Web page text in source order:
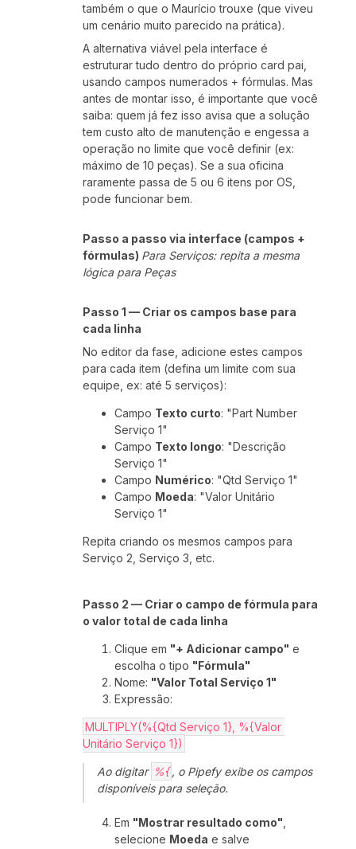
também o que o Maurício trouxe (que viveu
um cenário muito parecido na prática).
A alternativa viável pela interface é
estruturar tudo dentro do próprio card pai,
usando campos numerados + fórmulas. Mas
antes de montar isso, é importante que você
saiba: quem já fez isso avisa que a solução
tem custo alto de manutenção e engessa a
operação no limite que você definir (ex:
máximo de 10 peças). Se a sua oficina
raramente passa de 5 ou 6 itens por OS,
pode funcionar bem.
Passo a passo via interface (campos +
fórmulas) Para Serviços: repita a mesma
lógica para Peças
Passo 1 — Criar os campos base para
cada linha
No editor da fase, adicione estes campos
para cada item (defina um limite com sua
equipe, ex: até 5 serviços):
Campo Texto curto: "Part Number
Serviço 1"
Campo Texto longo: "Descrição
Serviço 1"
Campo Numérico: "Qtd Serviço 1"
Campo Moeda: "Valor Unitário
Serviço 1"
Repita criando os mesmos campos para
Serviço 2, Serviço 3, etc.
Passo 2 — Criar o campo de fórmula para
o valor total de cada linha
Clique em "+ Adicionar campo" e
escolha o tipo "Fórmula"
Nome: "Valor Total Serviço 1"
Expressão:
MULTIPLY(%{Qtd Serviço 1}, %{Valor
Unitário Serviço 1})
Ao digitar %{ , o Pipefy exibe os campos
disponíveis para seleção.
Em "Mostrar resultado como"
selecione Moeda e salve